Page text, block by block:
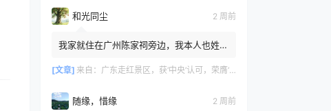
和光同尘 2 周前
我家就住在广州陈家祠旁边，我本人也姓
道自己是否也来自义门陈氏。
[文章] 来自： 广东走红景区，获‘中央’认可，荣膺‘广州文化名片
随缘，惜缘 2 周前